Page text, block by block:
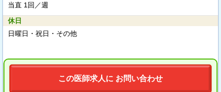
当直 1回／週
休日
日曜日・祝日・その他
この医師求人に お問い合わせ